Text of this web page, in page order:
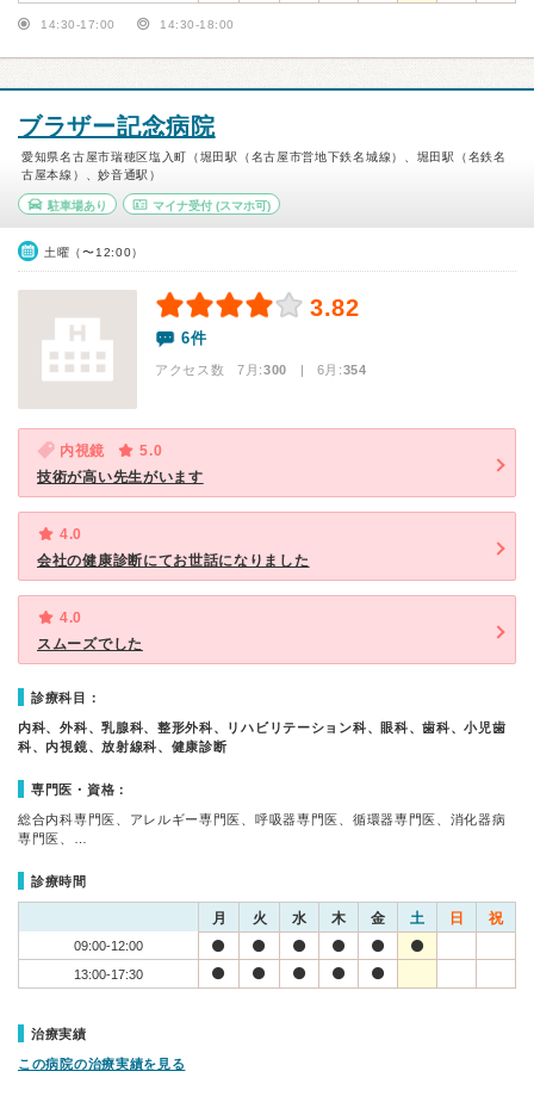
14:30-17:00 14:30-18:00
ブラザー記念病院
愛知県名古屋市瑞穂区塩入町（堀田駅（名古屋市営地下鉄名城線）、堀田駅（名鉄名
古屋本線）、妙音通駅）
駐車場あり マイナ受付(スマホ可)
土曜（〜12:00）
3.82
6件
アクセス数 7月:300 | 6月:354
内視鏡
5.0
技術が高い先生がいます
4.0
会社の健康診断にてお世話になりました
4.0
スムーズでした
診療科目：
内科、外科、乳腺科、整形外科、リハビリテーション科、眼科、歯科、小児歯
科、内視鏡、放射線科、健康診断
専門医・資格：
総合内科専門医、アレルギー専門医、呼吸器専門医、循環器専門医、消化器病
専門医、…
診療時間
月 火 水 木 金 土 日 祝
09:00-12:00
13:00-17:30
治療実績
この病院の治療実績を見る